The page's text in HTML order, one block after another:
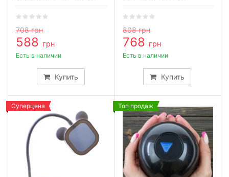
708грн
588 грн
Купить
Есть в наличии
808грн
768 грн
Купить
Есть в наличии
Суперцена Топ продаж